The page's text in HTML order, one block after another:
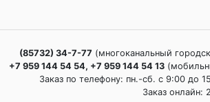
(85732) 34-7-77 (многоканальный
+7 959 144 54 54, +7 959 144 54 13
Заказ по телефону: пн.-сб. c 9:00 до
Заказ онлайн: